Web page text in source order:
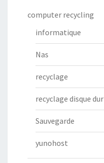
computer recycling
informatique
Nas
recyclage
recyclage disque dur
Sauvegarde
yunohost